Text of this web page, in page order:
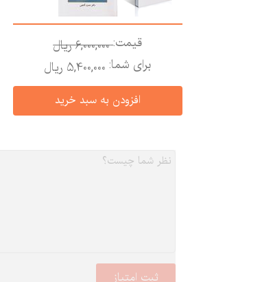
قیمت:6,000,000 ريال
برای شما: 5,400,000 ريال